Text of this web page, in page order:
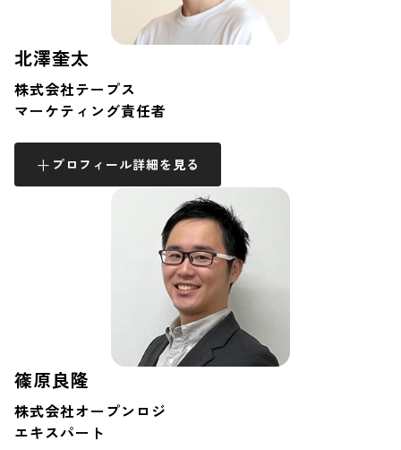
北澤奎太
株式会社テープス
マーケティング責任者
プロフィール詳細を見る
篠原良隆
株式会社オープンロジ
エキスパート